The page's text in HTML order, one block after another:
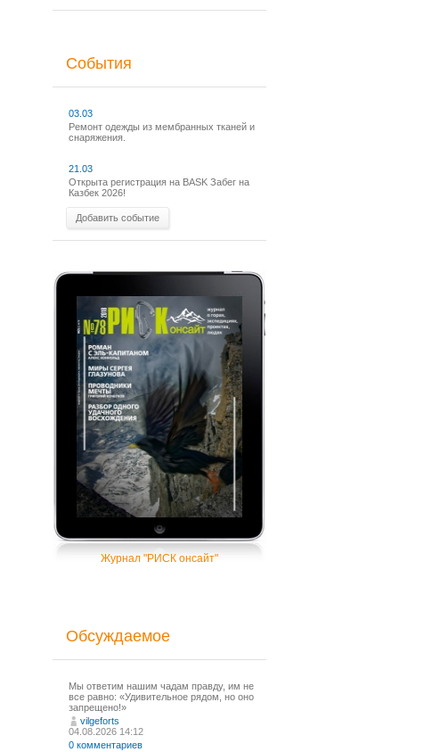
События
03.03
Ремонт одежды из мембранных тканей и
снаряжения.
21.03
Открыта регистрация на BASK Забег на
Казбек 2026!
Добавить событие
Журнал "РИСК онсайт"
Обсуждаемое
Мы ответим нашим чадам правду, им не
все равно: «Удивительное рядом, но оно
запрещено!»
vilgeforts
04.08.2026 14:12
0 комментариев